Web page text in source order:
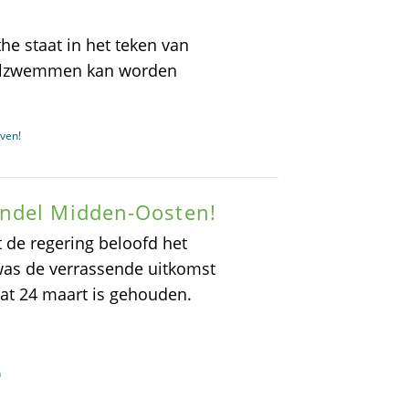
staat in het teken van
kan worden
Midden-Oosten!
regering beloofd het
de verrassende uitkomst
24 maart is gehouden.